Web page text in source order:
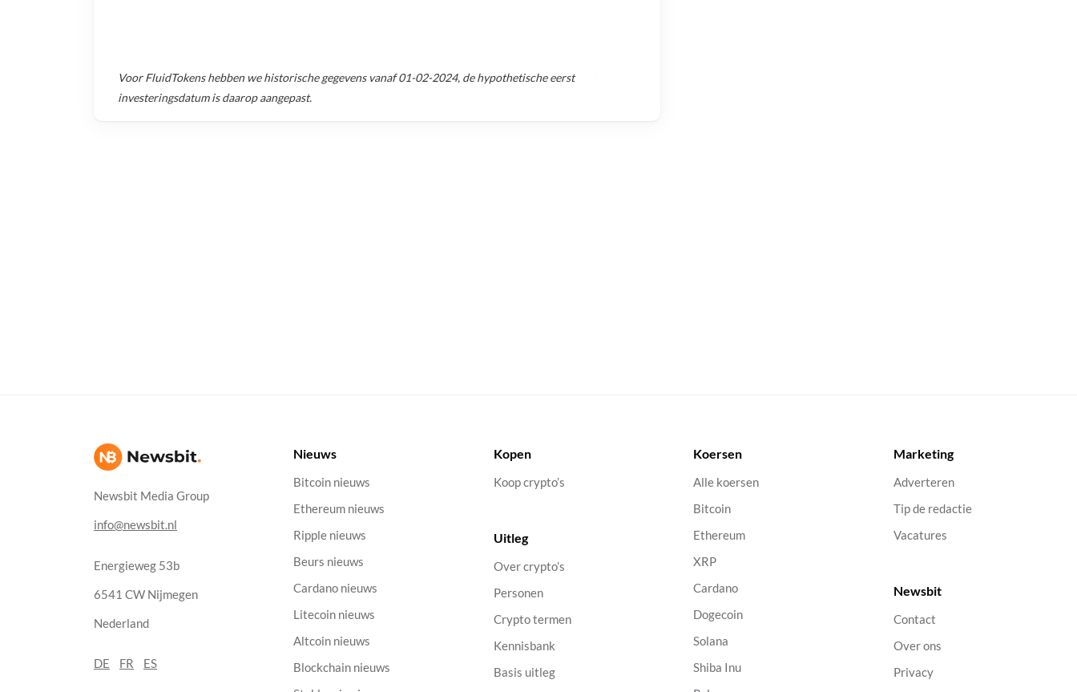
VoorFluidTokenshebben we historische gegevens vanaf01-02-2024, de hypothetische eerst
investeringsdatum is daarop aangepast.
Newsbit Media Group
info@newsbit.nl
Energieweg 53b
6541 CW Nijmegen
Nederland
DE FR ES
Nieuws
Bitcoin nieuws
Ethereum nieuws
Ripple nieuws
Beurs nieuws
Cardano nieuws
Litecoin nieuws
Altcoin nieuws
Blockchain nieuws
Kopen
Koop crypto’s
Uitleg
Over crypto’s
Personen
Crypto termen
Kennisbank
Basis uitleg
Koersen
Alle koersen
Bitcoin
Ethereum
XRP
Cardano
Dogecoin
Solana
Shiba Inu
Marketing
Adverteren
Tip de redactie
Vacatures
Newsbit
Contact
Over ons
Privacy